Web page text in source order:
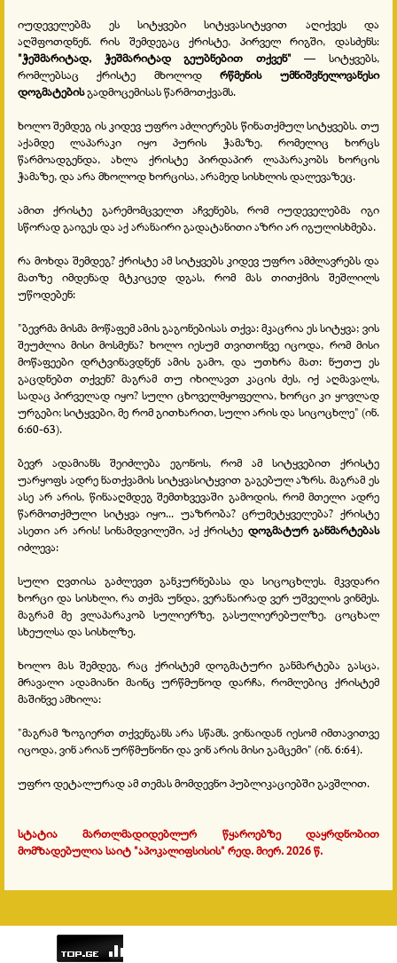
იუდეველებმა ეს სიტყვები სიტყვასიტყვით აღიქვეს და
აღშფოთდნენ. რის შემდეგაც ქრისტე, პირველ რიგში, დასძენს:
"ჭეშმარიტად, ჭეშმარიტად გეუბნებით თქვენ" — სიტყვებს,
რომლებსაც ქრისტე მხოლოდრწმენის უმნიშვნელოვანესი
დოგმატებისგადმოცემისას წარმოთქვამს.
ხოლო შემდეგ ის კიდევ უფრო აძლიერებს წინათქმულ სიტყვებს. თუ
აქამდე ლაპარაკი იყო პურის ჭამაზე, რომელიც ხორცს
წარმოადგენდა, ახლა ქრისტე პირდაპირ ლაპარაკობს ხორცის
ჭამაზე, და არა მხოლოდ ხორცისა, არამედ სისხლის დალევაზეც.
ამით ქრისტე გარემომცველთ აჩვენებს, რომ იუდეველებმა იგი
სწორად გაიგეს და აქ არანაირი გადატანითი აზრი არ იგულისხმება.
რა მოხდა შემდეგ? ქრისტე ამ სიტყვებს კიდევ უფრო ამძლავრებს და
მათზე იმდენად მტკიცედ დგას, რომ მას თითქმის შეშლილს
უწოდებენ:
"ბევრმა მისმა მოწაფემ ამის გაგონებისას თქვა: მკაცრია ეს სიტყვა; ვის
შეუძლია მისი მოსმენა? ხოლო იესუმ თვითონვე იცოდა, რომ მისი
მოწაფეები დრტვინავდნენ ამის გამო, და უთხრა მათ: ნუთუ ეს
გაცდნებთ თქვენ? მაგრამ თუ იხილავთ კაცის ძეს, იქ აღმავალს,
სადაც პირველად იყო? სული ცხოველმყოფელია, ხორცი კი ყოვლად
ურგები; სიტყვები, მე რომ გითხარით, სული არის და სიცოცხლე" (ინ.
6:60-63).
ბევრ ადამიანს შეიძლება ეგონოს, რომ ამ სიტყვებით ქრისტე
უარყოფს ადრე ნათქვამის სიტყვასიტყვით გაგებულ აზრს. მაგრამ ეს
ასე არ არის, წინააღმდეგ შემთხვევაში გამოდის, რომ მთელი ადრე
წარმოთქმული სიტყვა იყო... უაზრობა? ცრუმეტყველება? ქრისტე
ასეთი არ არის! სინამდვილეში, აქ ქრისტე დოგმატურ განმარტებას
იძლევა:
სული ღვთისა გაძლევთ განკურნებასა და სიცოცხლეს. მკვდარი
ხორცი და სისხლი, რა თქმა უნდა, ვერანაირად ვერ უშველის ვინმეს.
მაგრამ მე ვლაპარაკობ სულიერზე, გასულიერებულზე, ცოცხალ
სხეულსა და სისხლზე.
ხოლო მას შემდეგ, რაც ქრისტემ დოგმატური განმარტება გასცა,
მრავალი ადამიანი მაინც ურწმუნოდ დარჩა, რომლებიც ქრისტემ
მაშინვე ამხილა:
"მაგრამ ზოგიერთ თქვენგანს არა სწამს. ვინაიდან იესომ იმთავითვე
იცოდა, ვინ არიან ურწმუნონი და ვინ არის მისი გამცემი" (ინ. 6:64).
უფრო დეტალურად ამ თემას მომდევნო პუბლიკაციებში გავშლით.
სტატია მართლმადიდებლურ წყაროებზე დაყრდნობით
მომზადებულია საიტ "აპოკალიფსისის" რედ. მიერ. 2026 წ.